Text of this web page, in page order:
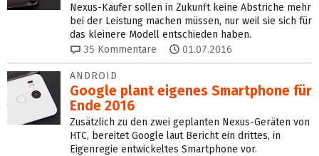
Nexus-Käufer sollen in Zukunft keine Abstriche mehr
bei der Leistung machen müssen, nur weil sie sich für
das kleinere Modell entschieden haben.
35 Kommentare 01.07.2016
ANDROID
Google plant eigenes Smartphone für
Ende 2016
Zusätzlich zu den zwei geplanten Nexus-Geräten von
HTC, bereitet Google laut Bericht ein drittes, in
Eigenregie entwickeltes Smartphone vor.